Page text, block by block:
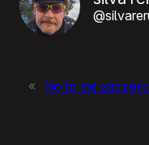
« No to się